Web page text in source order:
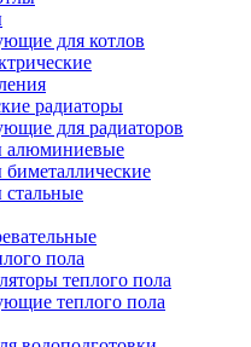
для котлов
радиаторы
для радиаторов
алюминиевые
биметаллические
стальные
пола
теплого пола
теплого пола